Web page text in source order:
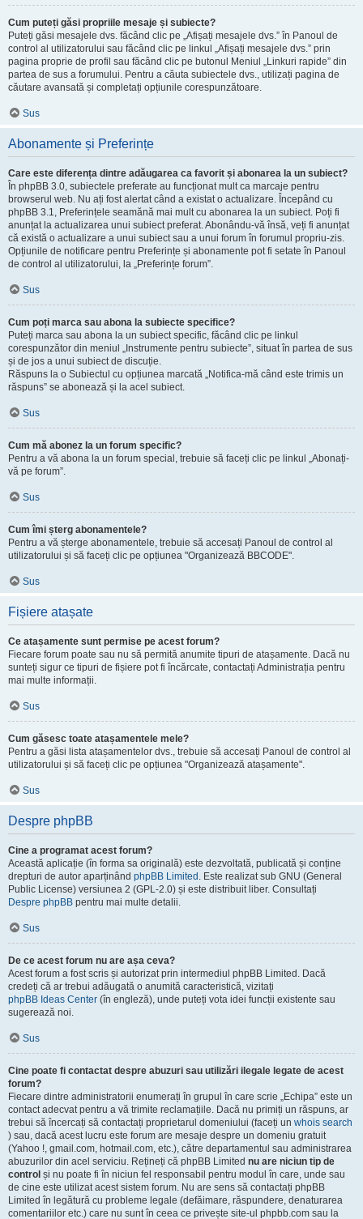
Cum puteți găsi propriile mesaje și subiecte?
Puteți găsi mesajele dvs. făcând clic pe „Afișați mesajele dvs.” în Panoul de
control al utilizatorului sau făcând clic pe linkul „Afișați mesajele dvs.” prin
pagina proprie de profil sau făcând clic pe butonul Meniul „Linkuri rapide” din
partea de sus a forumului. Pentru a căuta subiectele dvs., utilizați pagina de
căutare avansată și completați opțiunile corespunzătoare.
Sus
Abonamente și Preferințe
Care este diferența dintre adăugarea ca favorit și abonarea la un subiect?
În phpBB 3.0, subiectele preferate au funcționat mult ca marcaje pentru
browserul web. Nu ați fost alertat când a existat o actualizare. Începând cu
phpBB 3.1, Preferințele seamănă mai mult cu abonarea la un subiect. Poți fi
anunțat la actualizarea unui subiect preferat. Abonându-vă însă, veți fi anunțat
că există o actualizare a unui subiect sau a unui forum în forumul propriu-zis.
Opțiunile de notificare pentru Preferințe și abonamente pot fi setate în Panoul
de control al utilizatorului, la „Preferințe forum”.
Sus
Cum poți marca sau abona la subiecte specifice?
Puteți marca sau abona la un subiect specific, făcând clic pe linkul
corespunzător din meniul „Instrumente pentru subiecte”, situat în partea de sus
și de jos a unui subiect de discuție.
Răspuns la o Subiectul cu opțiunea marcată „Notifica-mă când este trimis un
răspuns” se abonează și la acel subiect.
Sus
Cum mă abonez la un forum specific?
Pentru a vă abona la un forum special, trebuie să faceți clic pe linkul „Abonați-
vă pe forum”.
Sus
Cum îmi șterg abonamentele?
Pentru a vă șterge abonamentele, trebuie să accesați Panoul de control al
utilizatorului și să faceți clic pe opțiunea "Organizează BBCODE".
Sus
Fișiere atașate
Ce atașamente sunt permise pe acest forum?
Fiecare forum poate sau nu să permită anumite tipuri de atașamente. Dacă nu
sunteți sigur ce tipuri de fișiere pot fi încărcate, contactați Administrația pentru
mai multe informații.
Sus
Cum găsesc toate atașamentele mele?
Pentru a găsi lista atașamentelor dvs., trebuie să accesați Panoul de control al
utilizatorului și să faceți clic pe opțiunea "Organizează atașamente".
Sus
Despre phpBB
Cine a programat acest forum?
Această aplicație (în forma sa originală) este dezvoltată, publicată și conține
drepturi de autor aparținând phpBB Limited . Este realizat sub GNU (General
Public License) versiunea 2 (GPL-2.0) și este distribuit liber. Consultați
Despre phpBB pentru mai multe detalii.
Sus
De ce acest forum nu are așa ceva?
Acest forum a fost scris și autorizat prin intermediul phpBB Limited. Dacă
credeți că ar trebui adăugată o anumită caracteristică, vizitați
phpBB Ideas Center (în engleză), unde puteți vota idei funcții existente sau
sugerează noi.
Sus
Cine poate fi contactat despre abuzuri sau utilizări ilegale legate de acest
forum?
Fiecare dintre administratorii enumerați în grupul în care scrie „Echipa” este un
contact adecvat pentru a vă trimite reclamațiile. Dacă nu primiți un răspuns, ar
trebui să încercați să contactați proprietarul domeniului (faceți un whois search
) sau, dacă acest lucru este forum are mesaje despre un domeniu gratuit
(Yahoo !, gmail.com, hotmail.com, etc.), către departamentul sau administrarea
abuzurilor din acel serviciu. Rețineți că phpBB Limited nu are niciun tip de
control și nu poate fi în niciun fel responsabil pentru modul în care, unde sau
de cine este utilizat acest sistem forum. Nu are sens să contactați phpBB
Limited în legătură cu probleme legale (defăimare, răspundere, denaturarea
comentariilor etc.) care nu sunt în ceea ce privește site-ul phpbb.com sau la